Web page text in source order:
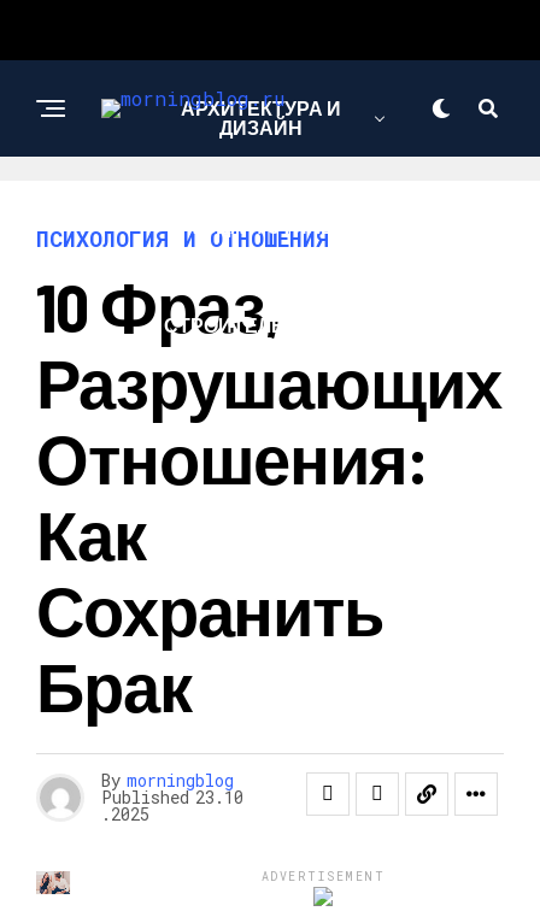
АРХИТЕКТУРА И
ДИЗАЙН
МОДА И СТИЛЬ
СТРОИТЕЛЬСТВО И
РЕМОНТ
ПСИХОЛОГИЯ И ОТНОШЕНИЯ
10 Фраз,
Разрушающих
Отношения:
Как
Сохранить
Брак
By morningblog
Published 23.10
.2025
ADVERTISEMENT